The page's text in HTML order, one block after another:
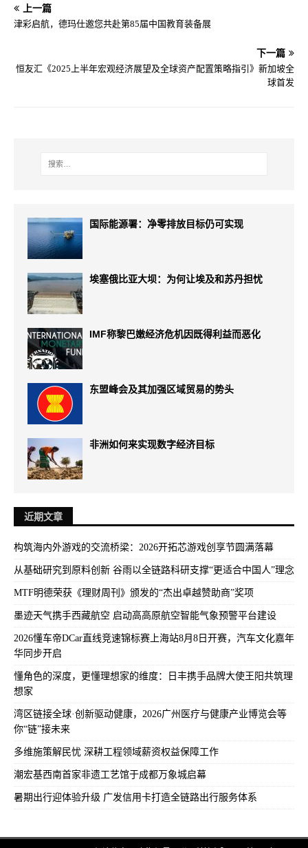
上一篇
津彩启航，德玛仕邀您共赴第85届中国教育装备展
下一篇
恒友汇《2025上半年宏观经济展望及全球资产配置策略指引》新加坡全
球首发
国际能源署：净零排放目标仍可实现
埃塞俄比亚大坝：为何让埃及和苏丹担忧
IMF称黎巴嫩经济危机因既得利益而恶化
东盟峰会及其加强区域贸易的势头
非洲如何来实现数字经济目标
近期文章
构筑海内外游戏的交流桥梁：2026开拓芯游戏创享节圆满落幕
从基础研究到原料创新 谷雨以全链路科研支撑“更适合中国人”理念
MTF明德荣获《理财周刊》颁发的“杰出卓越赞助商”奖项
墨迹天气携手西藏航空 启动高高原航空智能气象预警平台建设
2026懂车帝DCar直线竞速锦标赛上海站8月8日开赛，汽车文化嘉年
华同步开启
懂角色的深度，更懂理想家的维度：日丰携手品牌大使王阳共筑理
想家
湾区链接全球·创新驱动健康，2026广州医疗与健康产业博览会等
你“链”接未来
多维施策解民忧 深耕工程领域薪资权益保障工作
潮宏基西南首家非遗工艺馆于成都万象城启幕
暑期出行迎体验升级 广发信用卡打造全链路出行服务体系